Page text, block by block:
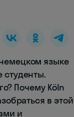
языке
Почему Köln
в этой
и